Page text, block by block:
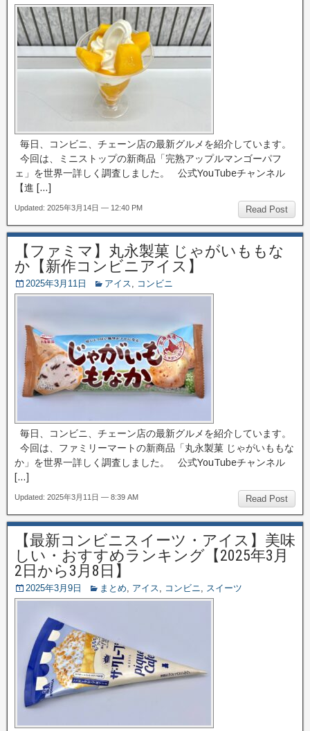
毎日、コンビニ、チェーン店の最新グルメを紹介しています。
今回は、ミニストップの新商品「完熟アップルマンゴーパフ
ェ」を世界一詳しく調査しました。 公式YouTubeチャンネル
【進 […]
Read Post
Updated: 2025年3月14日 — 12:40 PM
【ファミマ】丸永製菓 じゃがいももな
か【新作コンビニアイス】
2025年3月11日 アイス, コンビニ
毎日、コンビニ、チェーン店の最新グルメを紹介しています。
今回は、ファミリーマートの新商品「丸永製菓 じゃがいももな
か」を世界一詳しく調査しました。 公式YouTubeチャンネル
[…]
Read Post
Updated: 2025年3月11日 — 8:39 AM
【最新コンビニスイーツ・アイス】美味
しい・おすすめランキング【2025年3月
2日から3月8日】
2025年3月9日 まとめ, アイス, コンビニ, スイーツ